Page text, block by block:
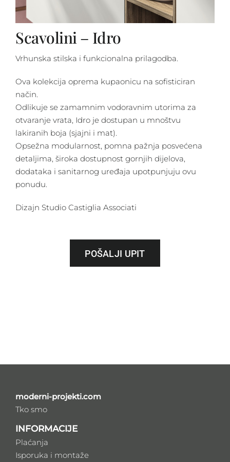
Scavolini – Idro
Vrhunska stilska i funkcionalna prilagodba.
Ova kolekcija oprema kupaonicu na sofisticiran
način.
Odlikuje se zamamnim vodoravnim utorima za
otvaranje vrata, Idro je dostupan u mnoštvu
lakiranih boja (sjajni i mat).
Opsežna modularnost, pomna pažnja posvećena
detaljima, široka dostupnost gornjih dijelova,
dodataka i sanitarnog uređaja upotpunjuju ovu
ponudu.
Dizajn Studio Castiglia Associati
POŠALJI UPIT
moderni-projekti.com
Tko smo
INFORMACIJE
Plaćanja
Isporuka i montaže